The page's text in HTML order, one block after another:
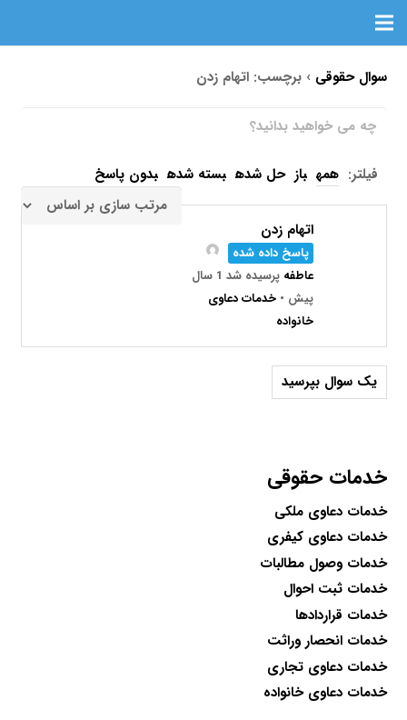
سوال حقوقی ›برچسب: اتهام زدن
فیلتر: همه باز حل شده بسته شده بدون پاسخ
اتهام زدن
پاسخ داده شده
عاطفه
پرسیده شد 1 سال
پیش •خدمات دعاوی
خانواده
یک سوال بپرسید
خدمات حقوقی
خدمات دعاوی ملکی
خدمات دعاوی کیفری
خدمات وصول مطالبات
خدمات ثبت احوال
خدمات قراردادها
خدمات انحصار وراثت
خدمات دعاوی تجاری
خدمات دعاوی خانواده